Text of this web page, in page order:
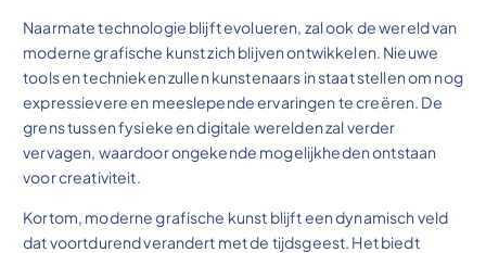
Naarmate technologie blijft evolueren, zal ook de wereld van
moderne grafische kunst zich blijven ontwikkelen. Nieuwe
tools en technieken zullen kunstenaars in staat stellen om nog
expressievere en meeslepende ervaringen te creëren. De
grens tussen fysieke en digitale werelden zal verder
vervagen, waardoor ongekende mogelijkheden ontstaan
voor creativiteit.
Kortom, moderne grafische kunst blijft een dynamisch veld
dat voortdurend verandert met de tijdsgeest. Het biedt